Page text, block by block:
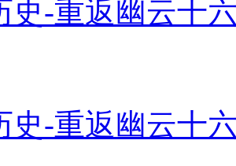
史-重返幽云十
史-重返幽云十